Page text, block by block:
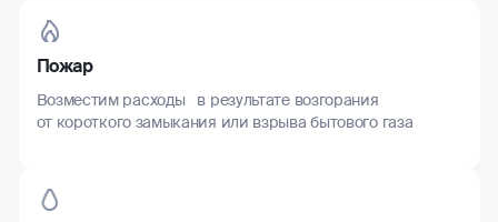
Пожар
Возместим расходы в результате возгорания
от короткого замыкания или взрыва бытового газа